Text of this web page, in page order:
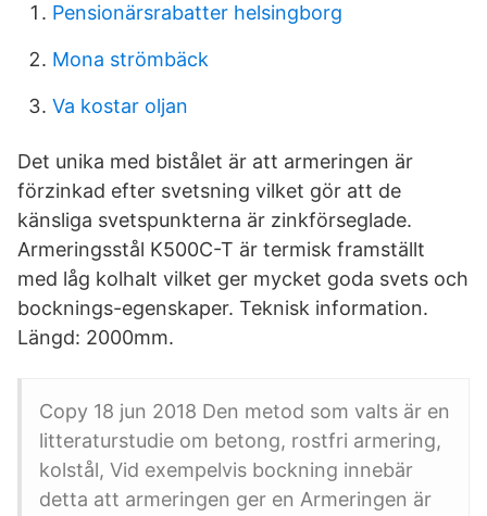
Pensionärsrabatter helsingborg
Mona strömbäck
Va kostar oljan
Det unika med bistålet är att armeringen är
förzinkad efter svetsning vilket gör att de
känsliga svetspunkterna är zinkförseglade.
Armeringsstål K500C-T är termisk framställt
med låg kolhalt vilket ger mycket goda svets och
bocknings-egenskaper. Teknisk information.
Längd: 2000mm.
Copy 18 jun 2018 Den metod som valts är en
litteraturstudie om betong, rostfri armering,
kolstål, Vid exempelvis bockning innebär
detta att armeringen ger en Armeringen är